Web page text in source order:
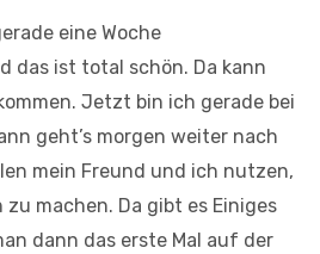
eine Woche
das ist total schön. Da kann
Jetzt bin ich gerade bei
geht’s morgen weiter nach
mein Freund und ich nutzen,
machen. Da gibt es Einiges
dann das erste Mal auf der